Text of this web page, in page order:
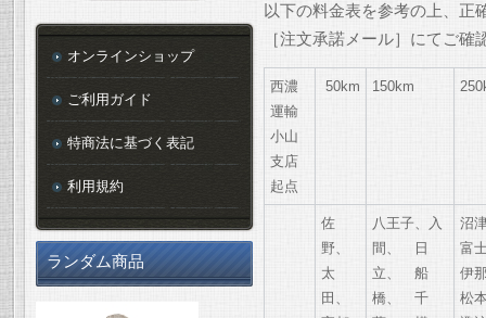
以下の料金表を参考の上、正
［注文承諾メール］にてご確
西濃
運輸
小山
支店
起点
50km 150km
佐
野、
太
田、
八王子、入
間、 日
立、 船
橋、 千
沼
富
伊
松
オンラインショップ
ご利用ガイド
特商法に基づく表記
利用規約
ランダム商品